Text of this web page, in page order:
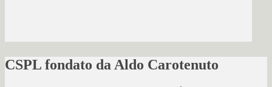
CSPL fondato da Aldo Carotenuto